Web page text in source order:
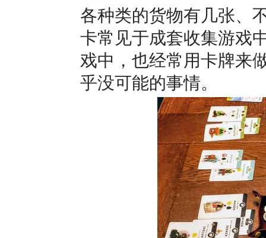
各种类的货物有几张、
卡常见于成套收集游戏
戏中，也经常用卡牌来
乎没可能的事情。